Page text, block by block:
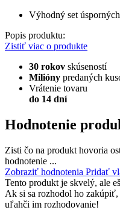
Výhodný set
Popis produktu:
Zistiť viac o produkte
30 rokov skúseností
Milióny predaných
Vrátenie tovaru
do 14 dní
Hodnotenie
Zisti čo na produkt hovoria
hodnotenie ...
Zobraziť hodnotenia Pridať
Tento produkt je skvelý, ale
Ak si sa rozhodol ho zakúpiť,
uľahči im rozhodovanie!